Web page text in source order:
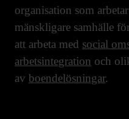
organisation som
mänskligare samhälle
att arbeta med social
arbetsintegration och
av boendelösningar.